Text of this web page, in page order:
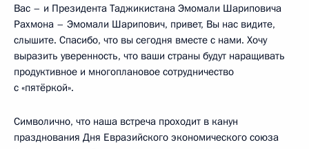
Вас – и Президента Таджикистана Эмомали Шариповича
Рахмона – Эмомали Шарипович, привет, Вы нас видите,
слышите. Спасибо, что вы сегодня вместе с нами. Хочу
выразить уверенность, что ваши страны будут наращивать
продуктивное и многоплановое сотрудничество
с «пятёркой».
Символично, что наша встреча проходит в канун
празднования Дня Евразийского экономического союза